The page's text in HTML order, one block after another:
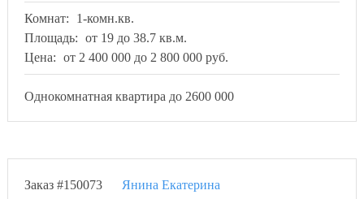
Комнат:
1-комн.кв.
Площадь: от 19 до 38.7 кв.м.
Цена: от 2 400 000 до 2 800 000 руб.
Однокомнатная квартира до 2600 000
Заказ #150073
Янина Екатерина